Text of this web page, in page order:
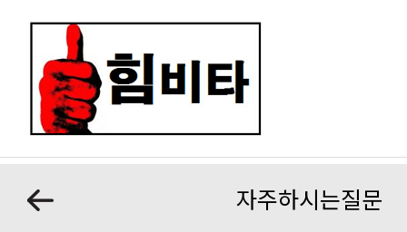
자주하시는질문